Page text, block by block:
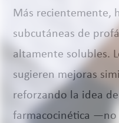
Más recientemente,
subcutáneas de
altamente solubles.
sugieren mejoras
reforzando la idea
farmacocinética